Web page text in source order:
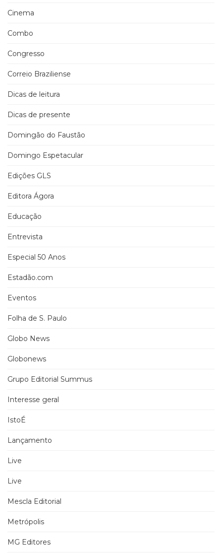
Cinema
Combo
Congresso
Correio Braziliense
Dicas de leitura
Dicas de presente
Domingão do Faustão
Domingo Espetacular
Edições GLS
Editora Ágora
Educação
Entrevista
Especial 50 Anos
Estadão.com
Eventos
Folha de S. Paulo
Globo News
Globonews
Grupo Editorial Summus
Interesse geral
IstoÉ
Lançamento
Live
Live
Mescla Editorial
Metrópolis
MG Editores